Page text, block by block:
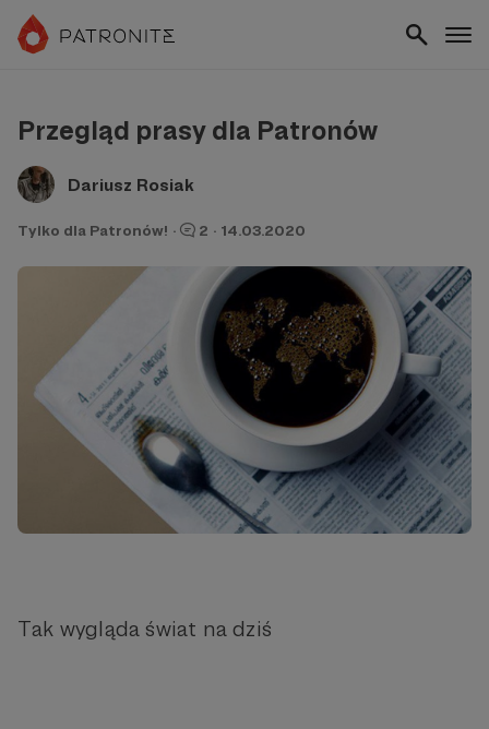
Przegląd prasy dla Patronów
Dariusz Rosiak
Tylko dla Patronów! · 2 · 14.03.2020
Tak wygląda świat na dziś